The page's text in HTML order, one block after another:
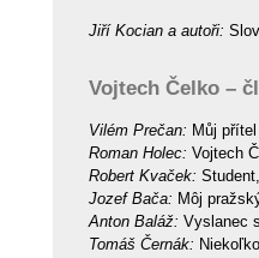
Jiří Kocian a autoři:
Vojtech Čelko –
Vilém Prečan: Můj
Roman Holec: Vojtech
Robert Kvaček:
Jozef Bača: Môj
Anton Baláž: Vyslanec
Tomáš Černák: